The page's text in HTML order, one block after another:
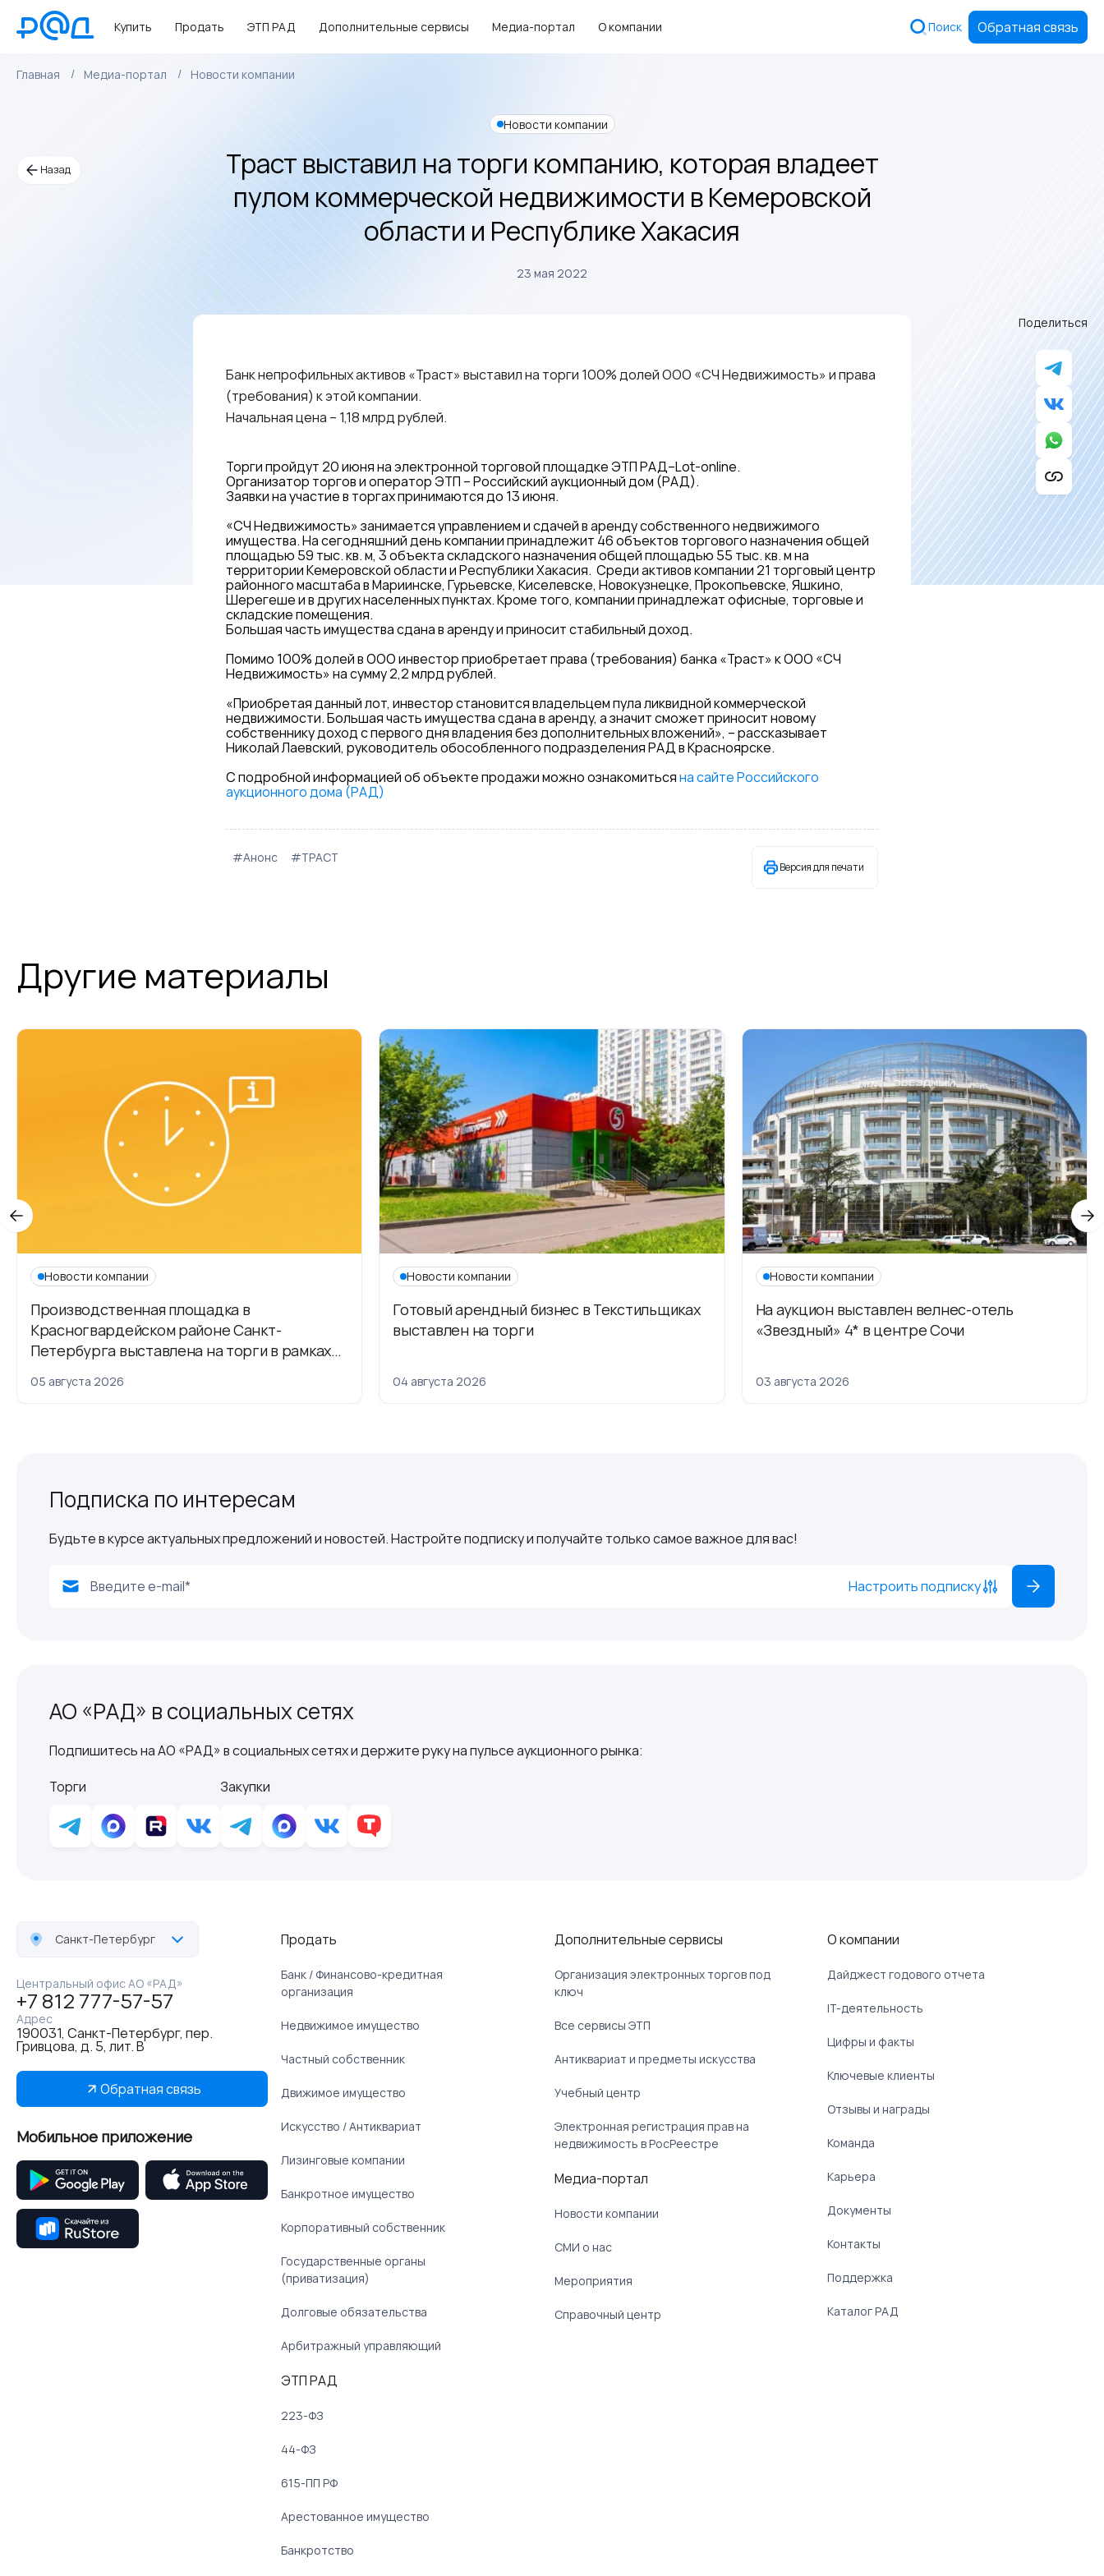
Купить Продать ЭТП РАД Дополнительные сервисы Медиа-портал О компании Поиск Обратная связь
Главная Медиа-портал Новости компании
Назад
Новости компании
Траст выставил на торги компанию, которая владеет
пулом коммерческой недвижимости в Кемеровской
области и Республике Хакасия
23 мая 2022
Банк непрофильных активов «Траст» выставил на торги 100% долей ООО «СЧ Недвижимость» и права
(требования) к этой компании.
Начальная цена – 1,18 млрд рублей.
Торги пройдут 20 июня на электронной торговой площадке ЭТП РАД–Lot-online.
Организатор торгов и оператор ЭТП – Российский аукционный дом (РАД).
Заявки на участие в торгах принимаются до 13 июня.
«СЧ Недвижимость» занимается управлением и сдачей в аренду собственного недвижимого
имущества. На сегодняшний день компании принадлежит 46 объектов торгового назначения общей
площадью 59 тыс. кв. м, 3 объекта складского назначения общей площадью 55 тыс. кв. м на
территории Кемеровской области и Республики Хакасия. Среди активов компании 21 торговый центр
районного масштаба в Мариинске, Гурьевске, Киселевске, Новокузнецке, Прокопьевске, Яшкино,
Шерегеше и в других населенных пунктах. Кроме того, компании принадлежат офисные, торговые и
складские помещения.
Большая часть имущества сдана в аренду и приносит стабильный доход.
Помимо 100% долей в ООО инвестор приобретает права (требования) банка «Траст» к ООО «СЧ
Недвижимость» на сумму 2,2 млрд рублей.
«Приобретая данный лот, инвестор становится владельцем пула ликвидной коммерческой
недвижимости. Большая часть имущества сдана в аренду, а значит сможет приносит новому
собственнику доход с первого дня владения без дополнительных вложений», – рассказывает
Николай Лаевский, руководитель обособленного подразделения РАД в Красноярске.
С подробной информацией об объекте продажи можно ознакомитьсяна сайте Российского
аукционного дома (РАД)
#Анонс #ТРАСТ
Версия для печати
Поделиться
Другие материалы
Новости компании
Производственная площадка в
Красногвардейском районе Санкт-
Петербурга выставлена на торги в рамках
05 августа 2026
Новости компании
Готовый арендный бизнес в Текстильщиках
выставлен на торги
04 августа 2026
Новости компании
На аукцион выставлен велнес-отель
«Звездный» 4* в центре Сочи
03 августа 2026
Подписка по интересам
Будьте в курсе актуальных предложений и новостей. Настройте подписку и получайте только самое важное для вас!
Настроить подписку
АО «РАД» в социальных сетях
Подпишитесь на АО «РАД» в социальных сетях и держите руку на пульсе аукционного рынка:
Торги
Закупки
Санкт-Петербург
Центральный офис АО «РАД»
+7 812 777-57-57
Адрес
190031, Санкт-Петербург, пер.
Гривцова, д. 5, лит. В
Обратная связь
Мобильное приложение
Продать
Банк / Финансово-кредитная
организация
Недвижимое имущество
Частный собственник
Движимое имущество
Искусство / Антиквариат
Лизинговые компании
Банкротное имущество
Корпоративный собственник
Государственные органы
(приватизация)
Долговые обязательства
Арбитражный управляющий
ЭТП РАД
223-ФЗ
44-ФЗ
615-ПП РФ
Арестованное имущество
Банкротство
Дополнительные сервисы
Организация электронных торгов под
ключ
Все сервисы ЭТП
Антиквариат и предметы искусства
Учебный центр
Электронная регистрация прав на
недвижимость в РосРеестре
Медиа-портал
Новости компании
СМИ о нас
Мероприятия
Справочный центр
О компании
Дайджест годового отчета
IT-деятельность
Цифры и факты
Ключевые клиенты
Отзывы и награды
Команда
Карьера
Документы
Контакты
Поддержка
Каталог РАД